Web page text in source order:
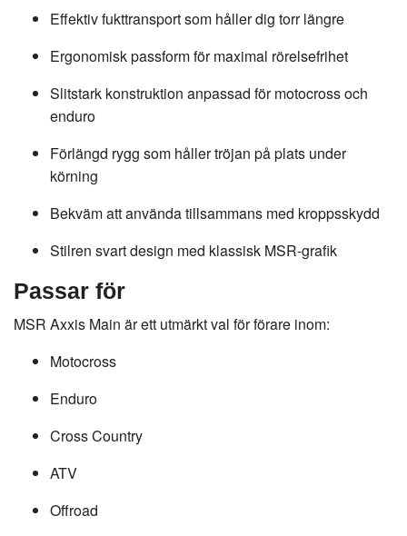
Effektiv fukttransport som håller dig torr längre
Ergonomisk passform för maximal rörelsefrihet
Slitstark konstruktion anpassad för motocross och
enduro
Förlängd rygg som håller tröjan på plats under
körning
Bekväm att använda tillsammans med kroppsskydd
Stilren svart design med klassisk MSR-grafik
Passar för
MSR Axxis Main är ett utmärkt val för förare inom:
Motocross
Enduro
Cross Country
ATV
Offroad